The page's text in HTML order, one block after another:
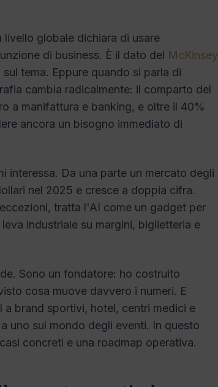
globale dichiara di usare
di business. È il dato del McKinsey
tema. Eppure quando si parla di
cambia radicalmente: il comparto del
a manifattura e banking, e oltre il 40%
ancora un bisogno immediato di
interessa. Da una parte un mercato degli
nel 2025 e cresce a doppia cifra.
tratta l'AI come un gadget per
industriale su margini, biglietteria e
Sono un fondatore: ho costruito
cosa muove davvero i numeri. E
brand sportivi, hotel, centri medici e
uno sul mondo degli eventi. In questo
concreti e una roadmap operativa.